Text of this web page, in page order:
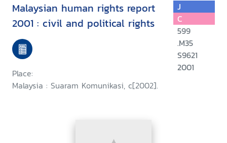
Malaysian human rights report
2001 : civil and political rights
Place:
Malaysia : Suaram Komunikasi, c[2002].
J
C
599
.M35
S9621
2001